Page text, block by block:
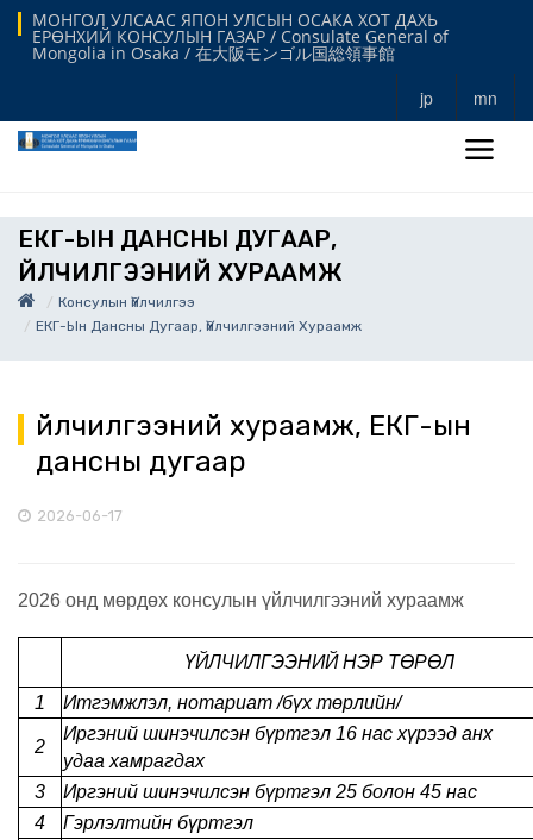
МОНГОЛ УЛСААС ЯПОН УЛСЫН ОСАКА ХОТ ДАХЬ
ЕРӨНХИЙ КОНСУЛЫН ГАЗАР / Consulate General of
Mongolia in Osaka / 在大阪モンゴル国総領事館
jp mn
ЕКГ-ЫН ДАНСНЫ ДУГААР,
ҮЙЛЧИЛГЭЭНИЙ ХУРААМЖ
Консулын Үйлчилгээ
ЕКГ-Ын Дансны Дугаар, Үйлчилгээний Хураамж
Үйлчилгээний хураамж, ЕКГ-ын
дансны дугаар
2026-06-17
2026 онд мөрдөх консулын үйлчилгээний хураамж
ҮЙЛЧИЛГЭЭНИЙ НЭР ТӨРӨЛ
1
Итгэмжлэл, нотариат /бүх төрлийн/
2
Иргэний шинэчилсэн бүртгэл 16 нас хүрээд анх
удаа хамрагдах
3
Иргэний шинэчилсэн бүртгэл 25 болон 45 нас
4
Гэрлэлтийн бүртгэл